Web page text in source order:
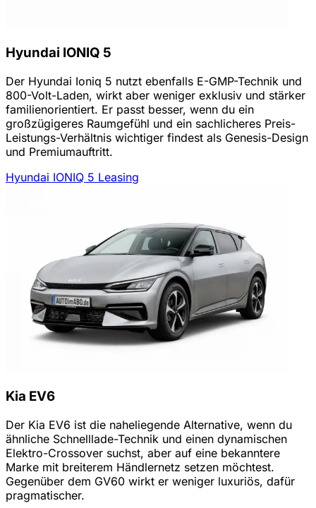
Hyundai IONIQ 5
Der Hyundai Ioniq 5 nutzt ebenfalls E-GMP-Technik und
800-Volt-Laden, wirkt aber weniger exklusiv und stärker
familienorientiert. Er passt besser, wenn du ein
großzügigeres Raumgefühl und ein sachlicheres Preis-
Leistungs-Verhältnis wichtiger findest als Genesis-Design
und Premiumauftritt.
Hyundai IONIQ 5 Leasing
Kia EV6
Der Kia EV6 ist die naheliegende Alternative, wenn du
ähnliche Schnelllade-Technik und einen dynamischen
Elektro-Crossover suchst, aber auf eine bekanntere
Marke mit breiterem Händlernetz setzen möchtest.
Gegenüber dem GV60 wirkt er weniger luxuriös, dafür
pragmatischer.